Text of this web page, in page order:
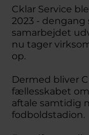
Cklar Service
2023 - dengang
samarbejdet
nu tager
op.
Dermed bliver
fællesskabet
aftale samtidig
fodboldstadion.